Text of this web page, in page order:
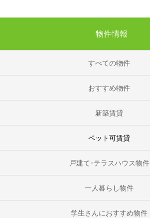
物件情報
すべての物件
おすすめ物件
新築賃貸
ペット可賃貸
戸建て･テラスハウス物件
一人暮らし物件
学生さんにおすすめ物件